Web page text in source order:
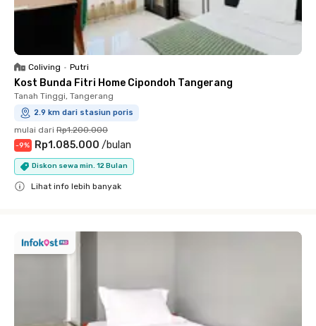
Coliving • Putri
Kost Bunda Fitri Home Cipondoh Tangerang
Tanah Tinggi, Tangerang
2.9 km dari stasiun poris
mulai dari Rp1.200.000
-9% Rp1.085.000 /bulan
Diskon sewa min. 12 Bulan
Lihat info lebih banyak